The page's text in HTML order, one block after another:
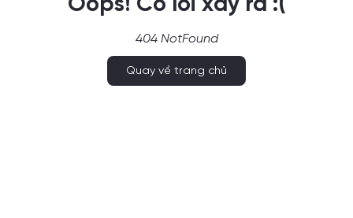
Oops! Có lỗi xảy ra :(
404 NotFound
Quay về trang chủ